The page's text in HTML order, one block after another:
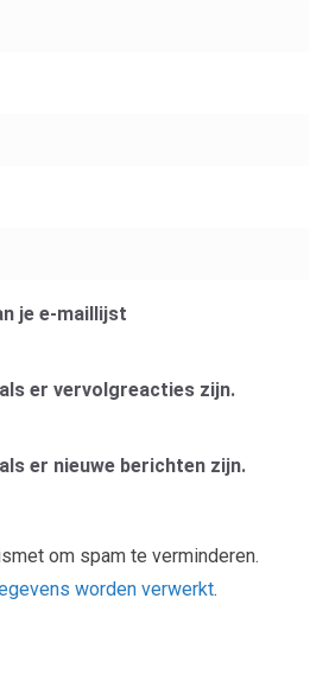
je e-maillijst
er vervolgreacties zijn.
er nieuwe berichten zijn.
om spam te verminderen.
worden verwerkt.